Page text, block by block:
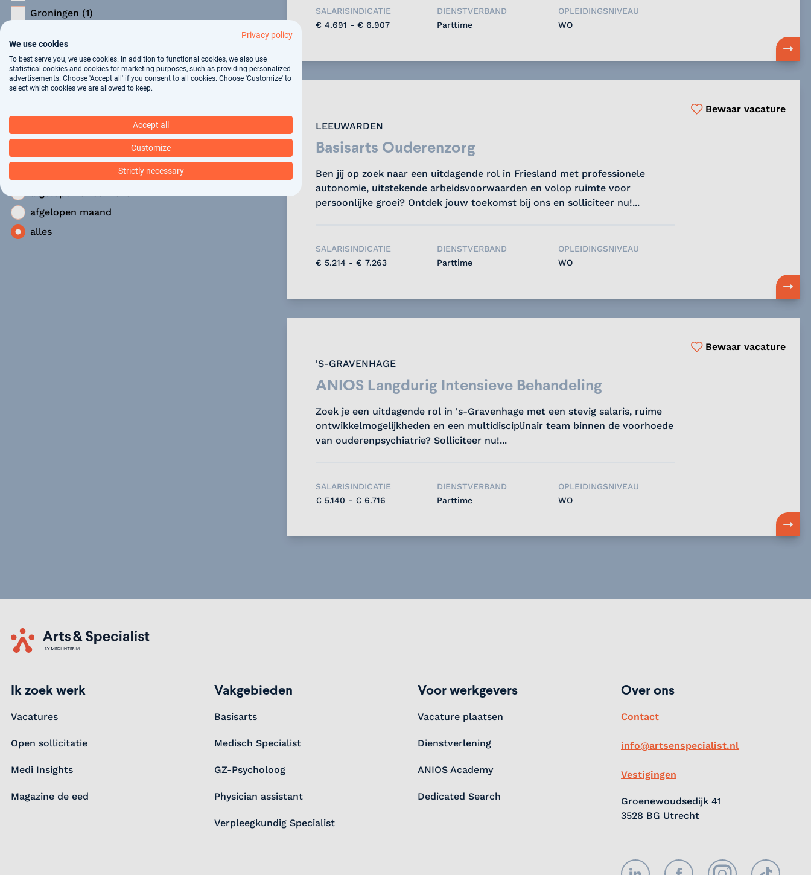
Groningen (1)
Werklocatie
Geplaatst
vandaag
afgelopen maand
alles
SALARISINDICATIE
€ 4.691 - € 6.907
DIENSTVERBAND
Parttime
OPLEIDINGSNIVEAU
WO
LEEUWARDEN
Basisarts Ouderenzorg
Ben jij op zoek naar een uitdagende rol in Friesland met professionele
autonomie, uitstekende arbeidsvoorwaarden en volop ruimte voor
persoonlijke groei? Ontdek jouw toekomst bij ons en solliciteer nu!...
SALARISINDICATIE
€ 5.214 - € 7.263
DIENSTVERBAND
Parttime
OPLEIDINGSNIVEAU
WO
Bewaar vacature
'S-GRAVENHAGE
ANIOS Langdurig Intensieve Behandeling
Zoek je een uitdagende rol in 's-Gravenhage met een stevig salaris, ruime
ontwikkelmogelijkheden en een multidisciplinair team binnen de voorhoede
van ouderenpsychiatrie? Solliciteer nu!...
SALARISINDICATIE
€ 5.140 - € 6.716
DIENSTVERBAND
Parttime
OPLEIDINGSNIVEAU
WO
Bewaar vacature
Home
Ik zoek werk
Vacatures
Open sollicitatie
Medi Insights
Magazine de eed
Vakgebieden
Basisarts
Medisch Specialist
GZ-Psycholoog
Physician assistant
Verpleegkundig Specialist
Voor werkgevers
Vacature plaatsen
Dienstverlening
ANIOS Academy
Dedicated Search
Over ons
Contact
info@artsenspecialist.nl
Vestigingen
Groenewoudsedijk 41
3528 BG Utrecht
Privacy policy
We use cookies
To best serve you, we use cookies. In addition to functional cookies, we also use
statistical cookies and cookies for marketing purposes, such as providing personalized
advertisements. Choose 'Accept all' if you consent to all cookies. Choose 'Customize' to
select which cookies we are allowed to keep.
Accept all
Customize
Strictly necessary